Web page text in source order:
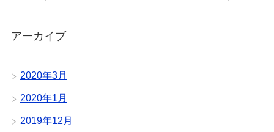
アーカイブ
2020年3月
2020年1月
2019年12月